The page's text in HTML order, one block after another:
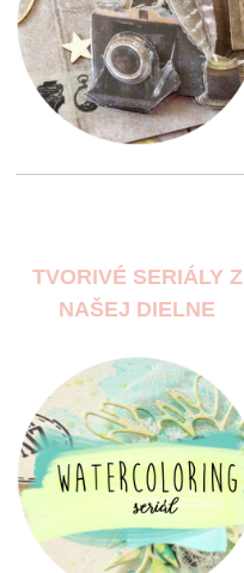
TVORIVÉ SERIÁLY Z
NAŠEJ DIELNE